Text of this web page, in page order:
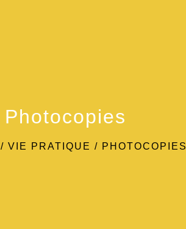
Photocopies
/VIE PRATIQUE / PHOTOCOPIES